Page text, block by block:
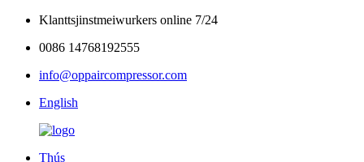
Klanttsjinstmeiwurkers online 7/24
0086 14768192555
info@oppaircompressor.com
English
Thús